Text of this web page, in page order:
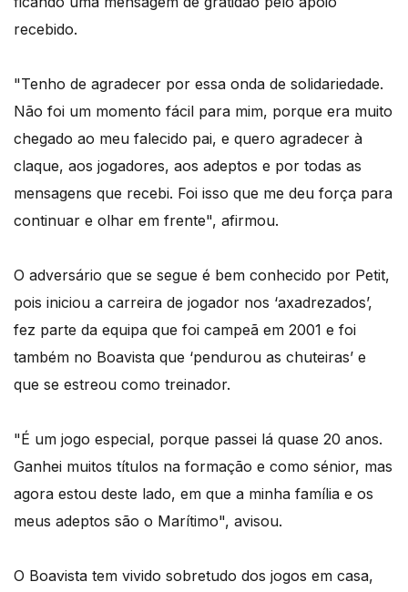
recebido.
"Tenho de agradecer por essa onda de solidariedade.
Não foi um momento fácil para mim, porque era muito
chegado ao meu falecido pai, e quero agradecer à
claque, aos jogadores, aos adeptos e por todas as
mensagens que recebi. Foi isso que me deu força para
continuar e olhar em frente", afirmou.
O adversário que se segue é bem conhecido por Petit,
pois iniciou a carreira de jogador nos ‘axadrezados’,
fez parte da equipa que foi campeã em 2001 e foi
também no Boavista que ‘pendurou as chuteiras’ e
que se estreou como treinador.
"É um jogo especial, porque passei lá quase 20 anos.
Ganhei muitos títulos na formação e como sénior, mas
agora estou deste lado, em que a minha família e os
meus adeptos são o Marítimo", avisou.
O Boavista tem vivido sobretudo dos jogos em casa,